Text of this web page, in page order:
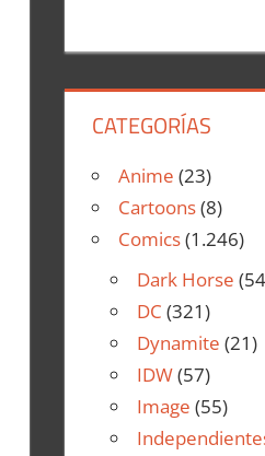
CATEGORÍAS
Anime (23)
Cartoons(8)
Comics(1.246)
Dark Horse
DC (321)
Dynamite (21)
IDW(57)
Image (55)